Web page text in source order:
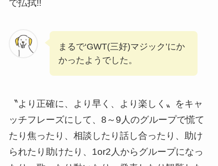
で払拭!!
まるで‘GWT(三好)マジック’にか
かったようでした。
〝より正確に、より早く、より楽しく〟をキャ
ッチフレーズにして、8～9人のグループで慌て
たり焦ったり、相談したり話し合ったり、助け
られたり助けたり、1or2人からグループになっ